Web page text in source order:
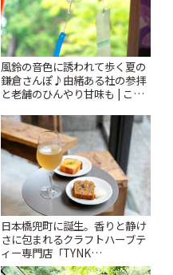
風鈴の音色に誘われて歩く夏の
鎌倉さんぽ♪由緒ある社の参拝
と老舗のひんやり甘味も | こと
日本橋兜町に誕生。香りと静け
さに包まれるクラフトハーブテ
ィー専門店「TYNK
Kabutocho」 | ことりっぷ